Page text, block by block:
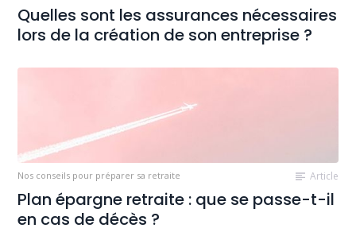
Quelles sont les assurances nécessaires
lors de la création de son entreprise ?
Nos conseils pour préparer sa retraite Article
Plan épargne retraite : que se passe-t-il
en cas de décès ?